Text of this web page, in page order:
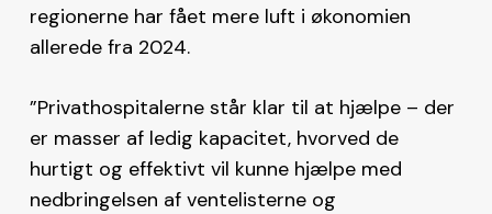
regionerne har fået mere luft i økonomien
allerede fra 2024.
”Privathospitalerne står klar til at hjælpe – der
er masser af ledig kapacitet, hvorved de
hurtigt og effektivt vil kunne hjælpe med
nedbringelsen af ventelisterne og